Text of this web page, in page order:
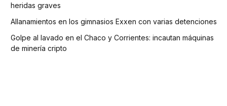
heridas graves
Allanamientos en los gimnasios Exxen con varias detenciones
Golpe al lavado en el Chaco y Corrientes: incautan máquinas
de minería cripto